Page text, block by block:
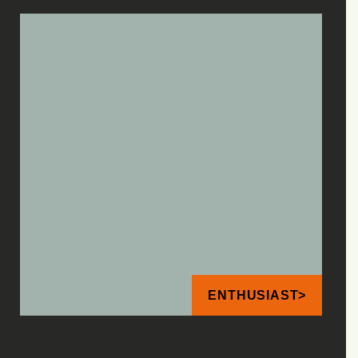
ENTHUSIAST>